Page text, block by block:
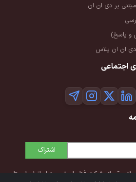
بر دی ان ان
و پاسخ)
دی ان ان پلاس
اجتماعی
اشتراک
برای شرکت فناوران توسعه ایرانیان ایستا